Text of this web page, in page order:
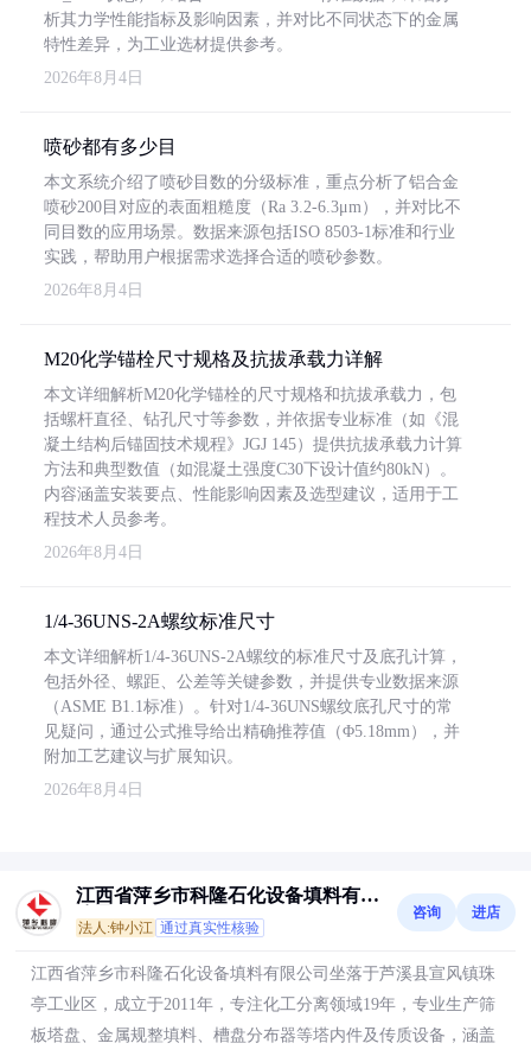
析其力学性能指标及影响因素，并对比不同状态下的金属
特性差异，为工业选材提供参考。
2026年8月4日
喷砂都有多少目
本文系统介绍了喷砂目数的分级标准，重点分析了铝合金
喷砂200目对应的表面粗糙度（Ra 3.2-6.3μm），并对比不
同目数的应用场景。数据来源包括ISO 8503-1标准和行业
实践，帮助用户根据需求选择合适的喷砂参数。
2026年8月4日
M20化学锚栓尺寸规格及抗拔承载力详解
本文详细解析M20化学锚栓的尺寸规格和抗拔承载力，包
括螺杆直径、钻孔尺寸等参数，并依据专业标准（如《混
凝土结构后锚固技术规程》JGJ 145）提供抗拔承载力计算
方法和典型数值（如混凝土强度C30下设计值约80kN）。
内容涵盖安装要点、性能影响因素及选型建议，适用于工
程技术人员参考。
2026年8月4日
1/4-36UNS-2A螺纹标准尺寸
本文详细解析1/4-36UNS-2A螺纹的标准尺寸及底孔计算，
包括外径、螺距、公差等关键参数，并提供专业数据来源
（ASME B1.1标准）。针对1/4-36UNS螺纹底孔尺寸的常
见疑问，通过公式推导给出精确推荐值（Φ5.18mm），并
附加工艺建议与扩展知识。
2026年8月4日
江西省萍乡市科隆石化设备填料有限
公司
法人:钟小江 通过真实性核验
咨询 进店
江西省萍乡市科隆石化设备填料有限公司坐落于芦溪县宣风镇珠
亭工业区，成立于2011年，专注化工分离领域19年，专业生产筛
板塔盘、金属规整填料、槽盘分布器等塔内件及传质设备，涵盖